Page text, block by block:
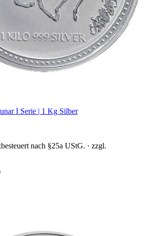
I Serie | 1 Kg Silber
nach §25a UStG. · zzgl.